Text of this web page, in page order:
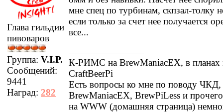
Глава гильдии
пивоваров
Группа: V.I.P.
Сообщений:
9441
Наград: 282
мне спец по турбинам, скпзал-толку
если только за счет нее получается
все...
К-РИМС на BrewManiacEX, в планах
CraftBeerPi
Есть вопросы ко мне по поводу
BrewManiacEX, BrewPiLess и
на WWW (домашняя страница)